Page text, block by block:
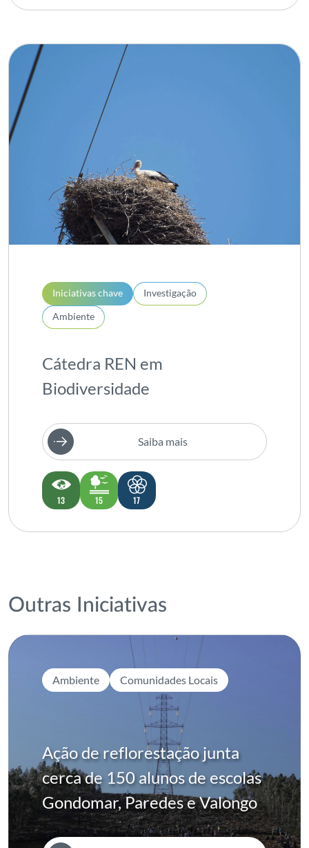
Iniciativas chave
Investigação
Ambiente
Cátedra REN em
Biodiversidade
Saiba mais
13 15 17
Outras Iniciativas
Ambiente Comunidades Locais
Ação de reflorestação junta
cerca de 150 alunos de escolas
Gondomar, Paredes e Valongo